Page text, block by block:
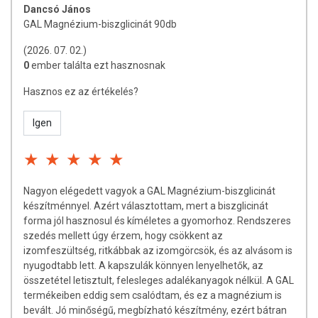
Sok forgalmazásban lévő szerves magnéziumkészítmény valójában
nem az, ami rá van írva. A legtöbben ugyanis csak részben vagy
Ez azt jelenti, hogy a termék leírásában például magnézium-malát
szerepel, miközben valójában csak magnézium-oxid/-karbonát és
olvasható magnézium-citrát helyett csak magnézium-oxid és citromsav
keveréke található a termékben.
magnézium nagyrésze akkor sem a jelölt formában van jelen. Pont
tartalmazzák a jelölt szerves formát. A nem “fully reacted” változatok
elemi magnéziumtartalma mindig magasabb, emellett olcsóbb
alapanyagok is, tehát lényegesen gazdaságosabbak.
Természetesen mi kizárólag “fully reacted” változatot használunk
mindenből, így magnéziumból is.
FELHASZNÁLÁSI JAVASLAT
Dancsó János
GAL Magnézium-biszglicinát 90db
(2026. 07. 02.)
0ember találta ezt hasznosnak
Hasznos ez az értékelés?
Igen
Nagyon elégedett vagyok a GAL Magnézium-biszglicinát
készítménnyel. Azért választottam, mert a biszglicinát
forma jól hasznosul és kíméletes a gyomorhoz. Rendszeres
szedés mellett úgy érzem, hogy csökkent az
izomfeszültség, ritkábbak az izomgörcsök, és az alvásom is
nyugodtabb lett. A kapszulák könnyen lenyelhetők, az
összetétel letisztult, felesleges adalékanyagok nélkül. A GAL
termékeiben eddig sem csalódtam, és ez a magnézium is
bevált. Jó minőségű, megbízható készítmény, ezért bátran